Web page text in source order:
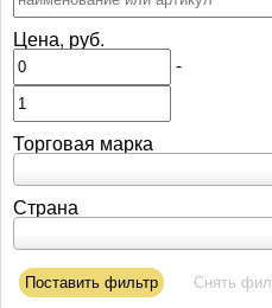
Цена, руб.
-
Торговая марка
Страна